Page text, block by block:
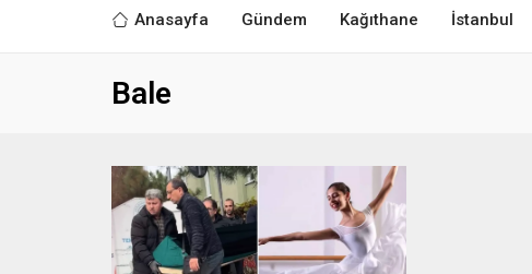
Anasayfa Gündem Kağıthane İstanbul
Bale